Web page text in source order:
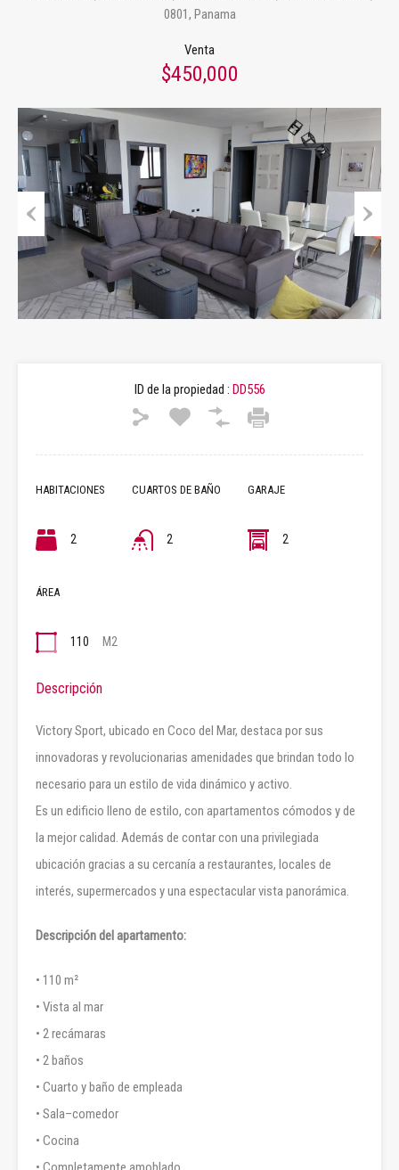
0801, Panama
Venta
$450,000
Previous Next
ID de la propiedad : DD556
HABITACIONES
2
CUARTOS DE BAÑO
2
GARAJE
2
ÁREA
110 M2
Descripción
Victory Sport, ubicado en Coco del Mar, destaca por sus
innovadoras y revolucionarias amenidades que brindan todo lo
necesario para un estilo de vida dinámico y activo.
Es un edificio lleno de estilo, con apartamentos cómodos y de
la mejor calidad. Además de contar con una privilegiada
ubicación gracias a su cercanía a restaurantes, locales de
interés, supermercados y una espectacular vista panorámica.
Descripción del apartamento:
• 110 m²
• Vista al mar
• 2 recámaras
• 2 baños
• Cuarto y baño de empleada
• Sala–comedor
• Cocina